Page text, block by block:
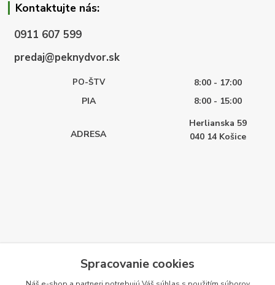
Kontaktujte nás:
0911 607 599
predaj@peknydvor.sk
PO-ŠTV
8:00 - 17:00
PIA
8:00 - 15:00
ADRESA
Herlianska 59
040 14 Košice
Spracovanie cookies